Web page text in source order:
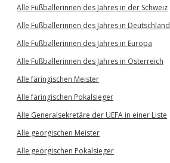
Alle Fußballerinnen des Jahres in der Schweiz
Alle Fußballerinnen des Jahres in Deutschland
Alle Fußballerinnen des Jahres in Europa
Alle Fußballerinnen des Jahres in Österreich
Alle färingischen Meister
Alle färingischen Pokalsieger
Alle Generalsekretäre der UEFA in einer Liste
Alle georgischen Meister
Alle georgischen Pokalsieger